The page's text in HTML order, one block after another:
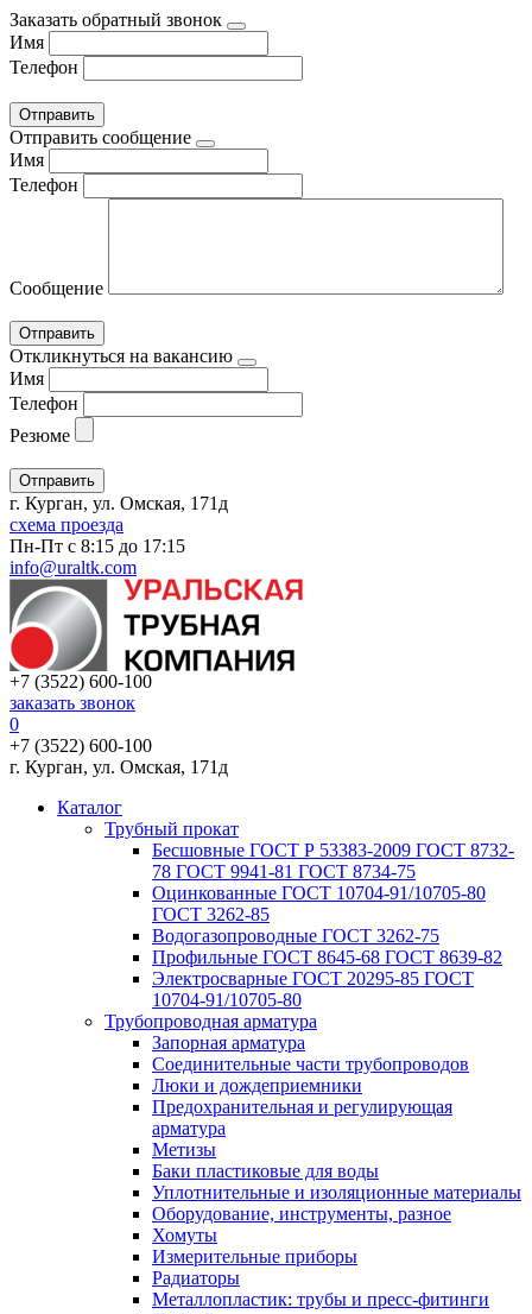
Заказать обратный звонок
Имя
Телефон
Отправить сообщение
Имя
Телефон
Сообщение
Откликнуться на вакансию
Имя
Телефон
Резюме
г. Курган, ул. Омская, 171д
схема проезда
Пн-Пт с 8:15 до 17:15
info@uraltk.com
+7 (3522) 600-100
заказать звонок
0
+7 (3522) 600-100
г. Курган, ул. Омская, 171д
Каталог
Трубный прокат
Беcшовные ГОСТ Р 53383-2009 ГОСТ 8732-
78 ГОСТ 9941-81 ГОСТ 8734-75
Оцинкованные ГОСТ 10704-91/10705-80
ГОСТ 3262-85
Водогазопроводные ГОСТ 3262-75
Профильные ГОСТ 8645-68 ГОСТ 8639-82
Электросварные ГОСТ 20295-85 ГОСТ
10704-91/10705-80
Трубопроводная арматура
Запорная арматура
Соединительные части трубопроводов
Люки и дождеприемники
Предохранительная и регулирующая
арматура
Метизы
Баки пластиковые для воды
Уплотнительные и изоляционные материалы
Оборудование, инструменты, разное
Хомуты
Измерительные приборы
Радиаторы
Металлопластик: трубы и пресс-фитинги